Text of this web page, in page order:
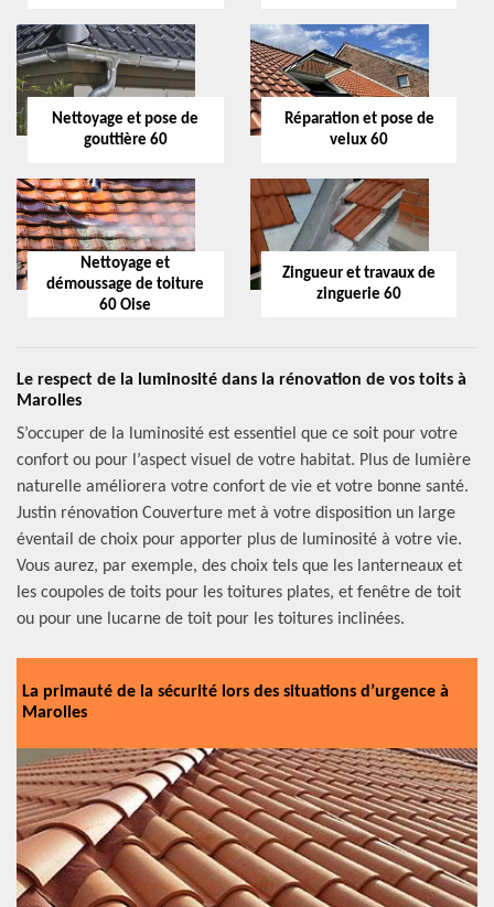
Nettoyage et pose de
gouttière 60
Réparation et pose de
velux 60
Nettoyage et
démoussage de toiture
60 Oise
Zingueur et travaux de
zinguerie 60
Le respect de la luminosité dans la rénovation de vos toits à
Marolles
S’occuper de la luminosité est essentiel que ce soit pour votre
confort ou pour l’aspect visuel de votre habitat. Plus de lumière
naturelle améliorera votre confort de vie et votre bonne santé.
Justin rénovation Couverture met à votre disposition un large
éventail de choix pour apporter plus de luminosité à votre vie.
Vous aurez, par exemple, des choix tels que les lanterneaux et
les coupoles de toits pour les toitures plates, et fenêtre de toit
ou pour une lucarne de toit pour les toitures inclinées.
La primauté de la sécurité lors des situations d’urgence à
Marolles